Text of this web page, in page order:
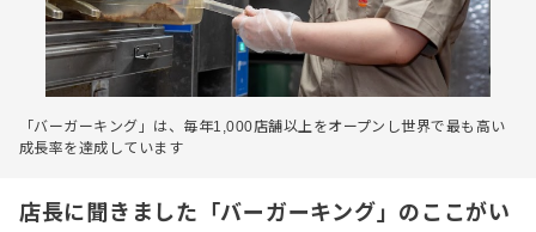
「バーガーキング」は、毎年1,000店舗以上をオープンし世界で最も高い
成長率を達成しています
店長に聞きました「バーガーキング」のここがい